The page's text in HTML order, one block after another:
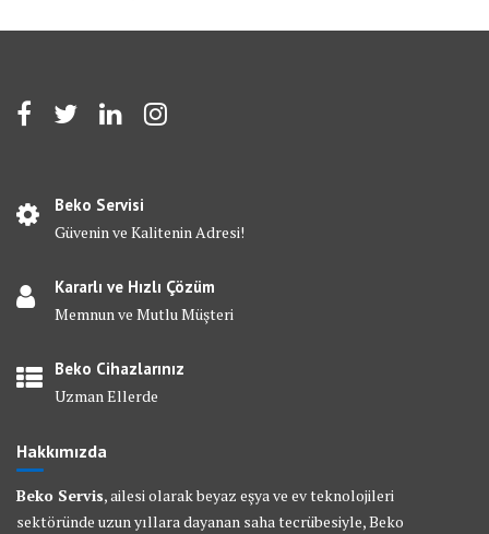
Beko Servisi
Güvenin ve Kalitenin Adresi!
Kararlı ve Hızlı Çözüm
Memnun ve Mutlu Müşteri
Beko Cihazlarınız
Uzman Ellerde
Hakkımızda
Beko Servis, ailesi olarak beyaz eşya ve ev teknolojileri
sektöründe uzun yıllara dayanan saha tecrübesiyle, Beko